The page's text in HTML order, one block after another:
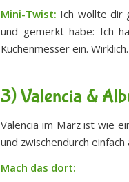
Mini-Twist: Ich wollte dir
und gemerkt habe: Ich
Küchenmesser ein. Wirklich.
3) Valencia &
Valencia im März ist wie
und zwischendurch einfach
Mach das dort: